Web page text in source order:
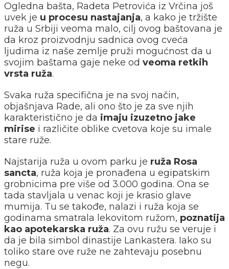
Ogledna bašta, Radeta Petrovića iz Vrčina još
uvek je u procesu nastajanja, a kako je tržište
ruža u Srbiji veoma malo, cilj ovog baštovana je
da kroz proizvodnju sadnica ovog cveća
ljudima iz naše zemlje pruži mogućnost da u
svojim baštama gaje neke od veoma retkih
vrsta ruža.
Svaka ruža specifična je na svoj način,
objašnjava Rade, ali ono što je za sve njih
karakteristično je da imaju izuzetno jake
mirise i različite oblike cvetova koje su imale
stare ruže.
Najstarija ruža u ovom parku je ruža Rosa
sancta, ruža koja je pronađena u egipatskim
grobnicima pre više od 3.000 godina. Ona se
tada stavljala u venac koji je krasio glave
mumija. Tu se takođe, nalazi i ruža koja se
godinama smatrala lekovitom ružom, poznatija
kao apotekarska ruža. Za ovu ružu se veruje i
da je bila simbol dinastije Lankastera. Iako su
toliko stare ove ruže ne zahtevaju posebnu
negu.